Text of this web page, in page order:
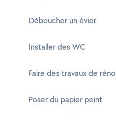
Déboucher un évier
Installer des WC
Faire des travaux de
Poser du papier peint